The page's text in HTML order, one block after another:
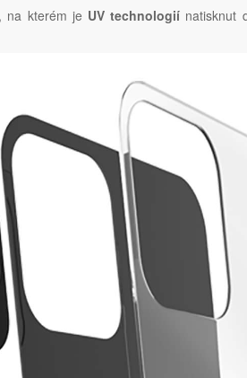
, na kterém je UV technologií natisknut